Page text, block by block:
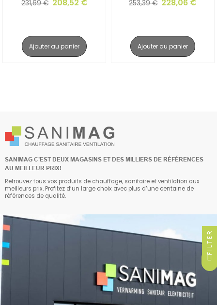
231,69 € 208,52 €
Ajouter au panier
253,39 € 228,06 €
Ajouter au panier
SANIMAG C’EST DEUX MAGASINS ET DES MILLIERS DE RÉFÉRENCES
AU MEILLEUR PRIX!
Retrouvez tous vos produits de chauffage, sanitaire et ventilation aux
meilleurs prix. Profitez d’un large choix avec plus d’une centaine de
références de qualité.
FILTER